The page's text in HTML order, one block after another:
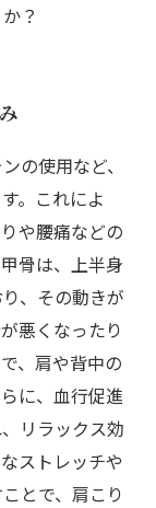
？
の使用など、
。これによ
や腰痛などの
骨は、上半身
、その動きが
悪くなったり
、肩や背中の
に、血行促進
リラックス効
ストレッチや
とで、肩こり